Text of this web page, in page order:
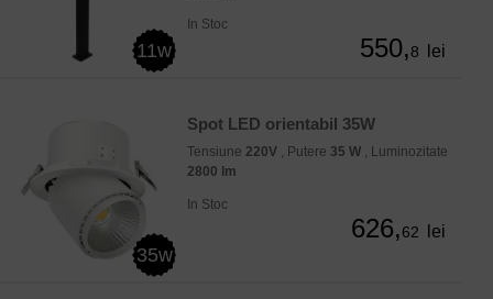
11w
In Stoc
550,8 lei
35w
Spot LED orientabil 35W
Tensiune 220V , Putere 35 W , Luminozitate
2800 lm
In Stoc
626,62 lei